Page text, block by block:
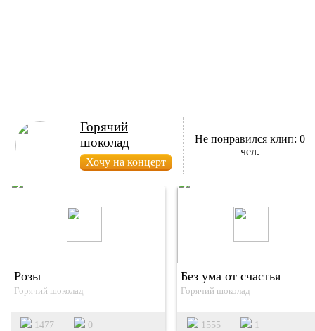
Горячий
шоколад
Не понравился клип: 0
чел.
Розы
Горячий шоколад
1477 0
Без ума от счастья
Горячий шоколад
1555 1